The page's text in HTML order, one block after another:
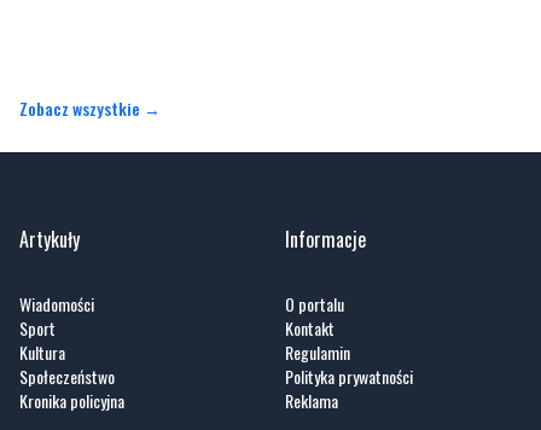
Artykuły
Sport
Kronika policyjna
Informacje
Kontakt
Reklama
Zobacz